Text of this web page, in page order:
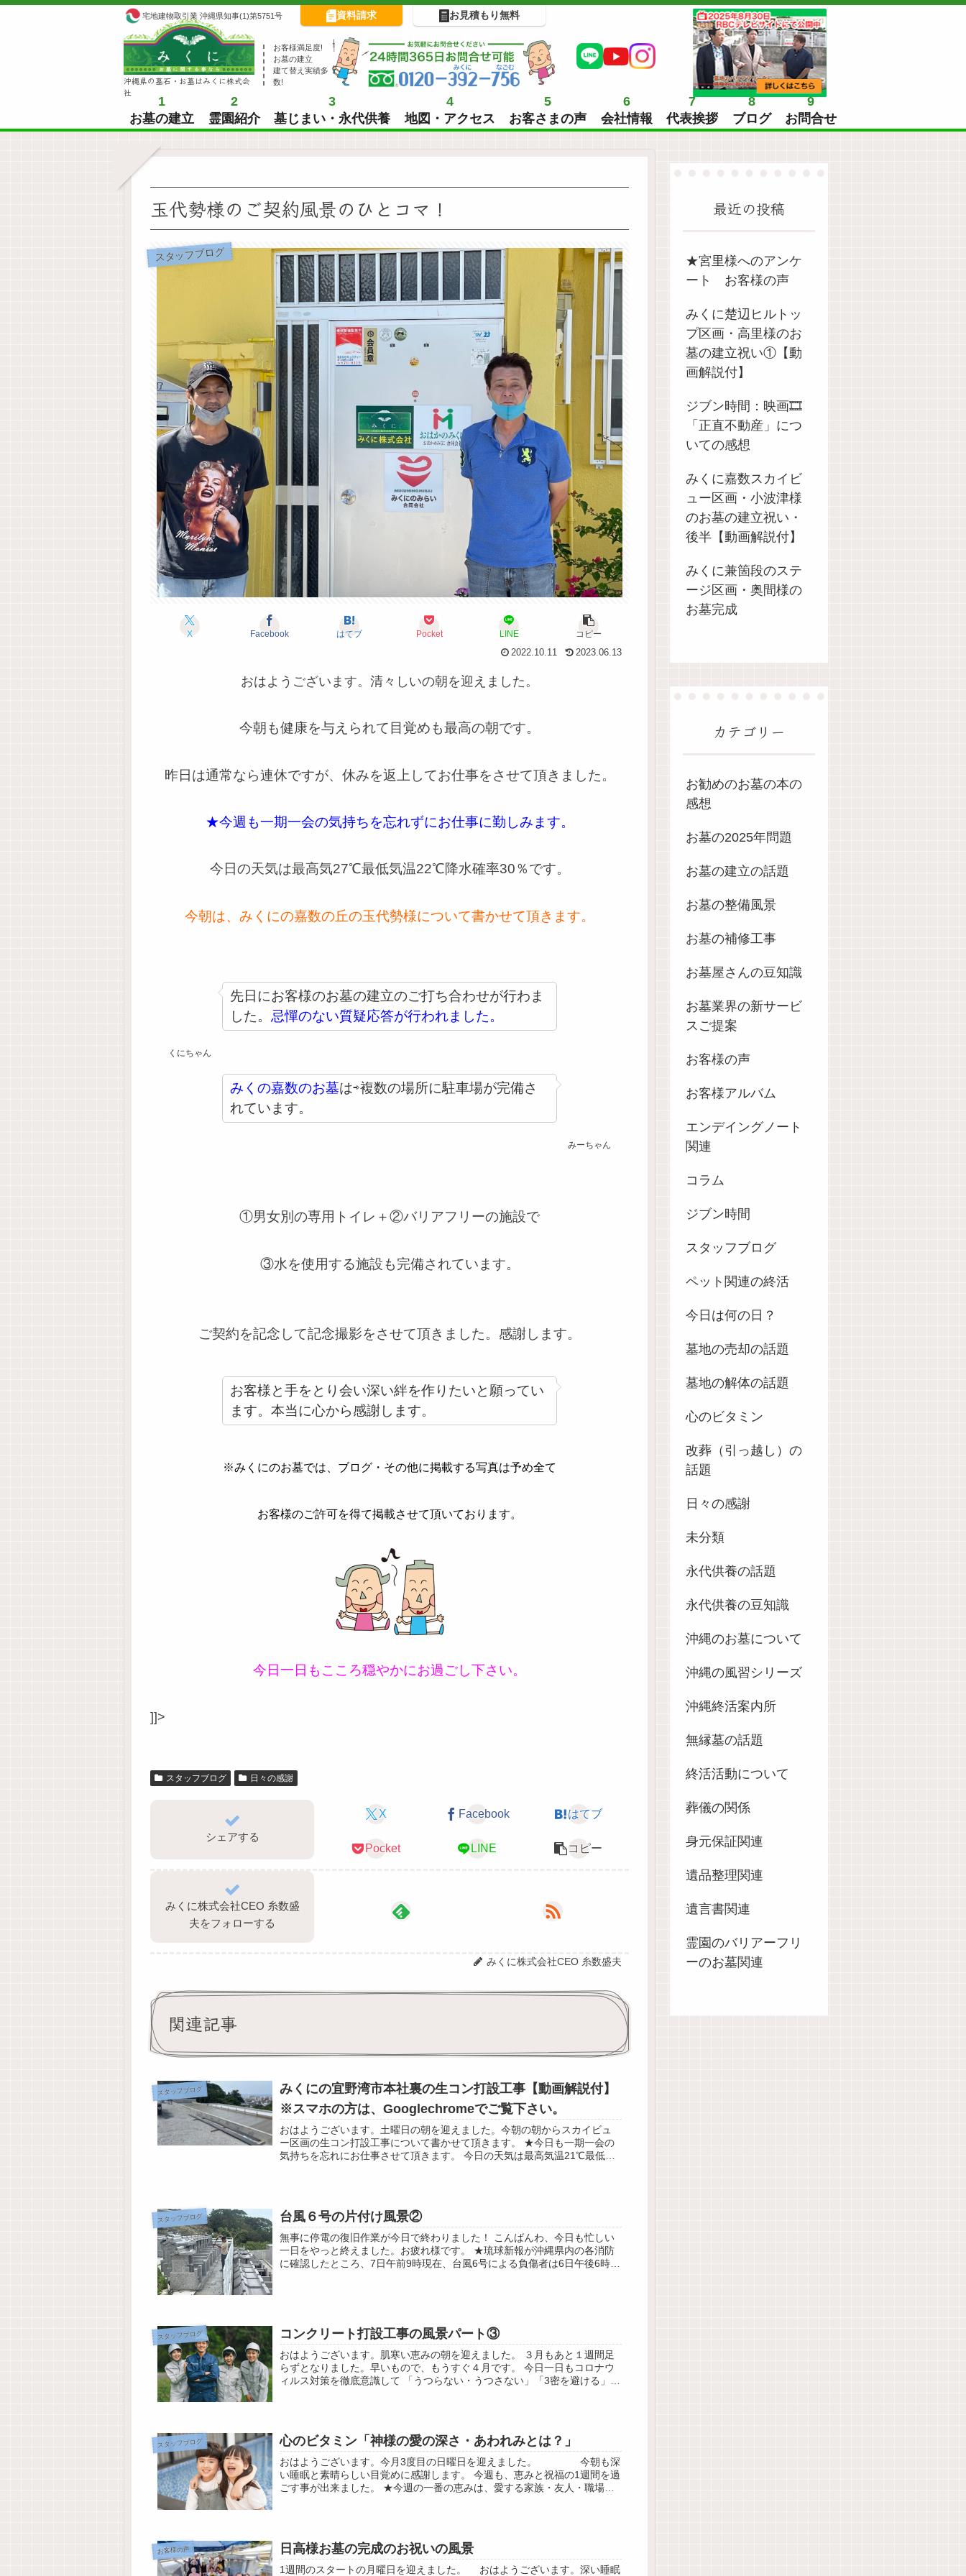
宅地建物取引業 沖縄県知事(1)第5751号 資料請求 お見積もり無料
沖縄県の墓石・お墓はみくに株式会
社
お客様満足度!
お墓の建立
建て替え実績多
数!
1
お墓の建立
2
霊園紹介
3
墓じまい・永代供養
4
地図・アクセス
5
お客さまの声
6
会社情報
7
代表挨拶
8
ブログ
9
お問合せ
玉代勢様のご契約風景のひとコマ！
スタッフブログ
X Facebook はてブ Pocket LINE
コピー
2022.10.11
2023.06.13
おはようございます。清々しいの朝を迎えました。
今朝も健康を与えられて目覚めも最高の朝です。
昨日は通常なら連休ですが、休みを返上してお仕事をさせて頂きました。
★今週も一期一会の気持ちを忘れずにお仕事に勤しみます。
今日の天気は最高気27℃最低気温22℃降水確率30％です。
今朝は、みくにの嘉数の丘の玉代勢様について書かせて頂き ます。
くにちゃん
先日にお客様のお墓の建立のご打ち合わせが行わま
した。 忌憚のない質疑応答が行われました。
みーちゃん
みくの嘉数のお墓は⇨複数の場所に駐車場が完備さ
れています。
①男女別の専用トイレ ＋②バリアフリーの施設で
③水を使用する施設も完備されています。
ご契約を記念して記念撮影をさせて頂きました。感謝します。
お客様と手をとり会い深い絆を作りたいと願ってい
ます。本当に心から感謝します。
※みくにのお墓では、ブログ・その他に掲載する写真は予め全て
お客様のご許可を得て掲載させて頂いております。
今日一日もこころ穏やかにお過ごし下さい。
]]>
スタッフブログ 日々の感謝
シェアする
X Facebook はてブ
Pocket LINE コピー
みくに株式会社CEO 糸数盛
夫をフォローする
みくに株式会社CEO 糸数盛夫
関連記事
スタッフブログ
みくにの宜野湾市本社裏の生コン打設工事【動画解説付】
※スマホの方は、Googlechromeでご覧下さい。
おはようございます。土曜日の朝を迎えました。今朝の朝からスカイビュ
ー区画の生コン打設工事について書かせて頂きます。 ★今日も一期一会の
気持ちを忘れにお仕事させて頂きます。 今日の天気は最高気温21℃最低気
スタッフブログ 台風６号の片付け風景②
無事に停電の復旧作業が今日で終わりました！ こんばんわ、今日も忙しい
一日をやっと終えました。お疲れ様です。 ★琉球新報が沖縄県内の各消防
に確認したところ、7日午前9時現在、台風6号による負傷者は6日午後6時時
スタッフブログ コンクリート打設工事の風景パート③
おはようございます。肌寒い恵みの朝を迎えました。 ３月もあと１週間足
らずとなりました。早いもので、もうすぐ４月です。 今日一日もコロナウ
ィルス対策を徹底意識して 「うつらない・うつさない」「3密を避ける」
スタッフブログ 心のビタミン「神様の愛の深さ・あわれみとは？」
おはようございます。今月3度目の日曜日を迎えました。 今朝も深
い睡眠と素晴らしい目覚めに感謝します。 今週も、恵みと祝福の1週間を過
ごす事が出来ました。 ★今週の一番の恵みは、愛する家族・友人・職場の
お客様の声 日高様お墓の完成のお祝いの風景
1週間のスタートの月曜日を迎えました。 おはようございます。深い睡眠
最近の投稿
★宮里様へのアンケ
ート お客様の声
みくに楚辺ヒルトッ
プ区画・高里様のお
墓の建立祝い①【動
画解説付】
ジブン時間：映画🎞️
「正直不動産」につ
いての感想
みくに嘉数スカイビ
ュー区画・小波津様
のお墓の建立祝い・
後半【動画解説付】
みくに兼箇段のステ
ージ区画・奥間様の
お墓完成
カテゴリー
お勧めのお墓の本の
感想
お墓の2025年問題
お墓の建立の話題
お墓の整備風景
お墓の補修工事
お墓屋さんの豆知識
お墓業界の新サービ
スご提案
お客様の声
お客様アルバム
エンデイングノート
関連
コラム
ジブン時間
スタッフブログ
ペット関連の終活
今日は何の日？
墓地の売却の話題
墓地の解体の話題
心のビタミン
改葬（引っ越し）の
話題
日々の感謝
未分類
永代供養の話題
永代供養の豆知識
沖縄のお墓について
沖縄の風習シリーズ
沖縄終活案内所
無縁墓の話題
終活活動について
葬儀の関係
身元保証関連
遺品整理関連
遺言書関連
霊園のバリアーフリ
ーのお墓関連